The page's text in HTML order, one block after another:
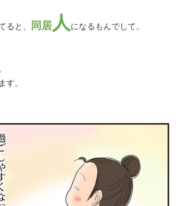
ると、 同居 人 になるもんでして。
す。